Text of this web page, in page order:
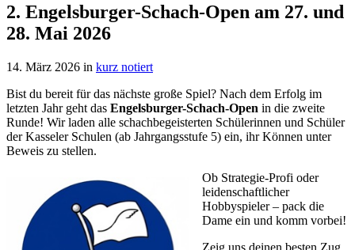
2. Engelsburger-Schach-Open am 27. und
28. Mai 2026
14. März 2026 in kurz notiert
Bist du bereit für das nächste große Spiel? Nach dem Erfolg im
letzten Jahr geht das Engelsburger-Schach-Open in die zweite
Runde! Wir laden alle schachbegeisterten Schülerinnen und Schüler
der Kasseler Schulen (ab Jahrgangsstufe 5) ein, ihr Können unter
Beweis zu stellen.
Ob Strategie-Profi oder
leidenschaftlicher
Hobbyspieler – pack die
Dame ein und komm vorbei!
Zeig uns deinen besten Zug